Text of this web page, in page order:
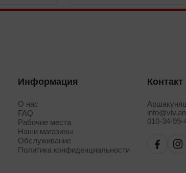
Информация
О нас
FAQ
Рабочие места
Наши магазины
Обслуживание
Политика конфиденциальности
Контакт
010-34-99-